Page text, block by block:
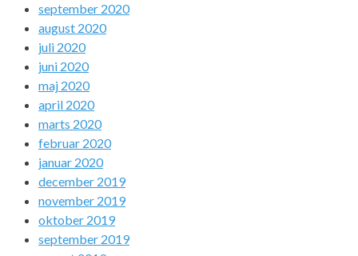
september 2020
august 2020
juli 2020
juni 2020
maj 2020
april 2020
marts 2020
februar 2020
januar 2020
december 2019
november 2019
oktober 2019
september 2019